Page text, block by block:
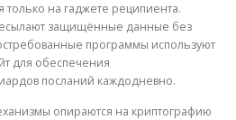
на гаджете реципиента.
защищённые данные без
программы используют
для обеспечения
посланий каждодневно.
опираются на криптографию